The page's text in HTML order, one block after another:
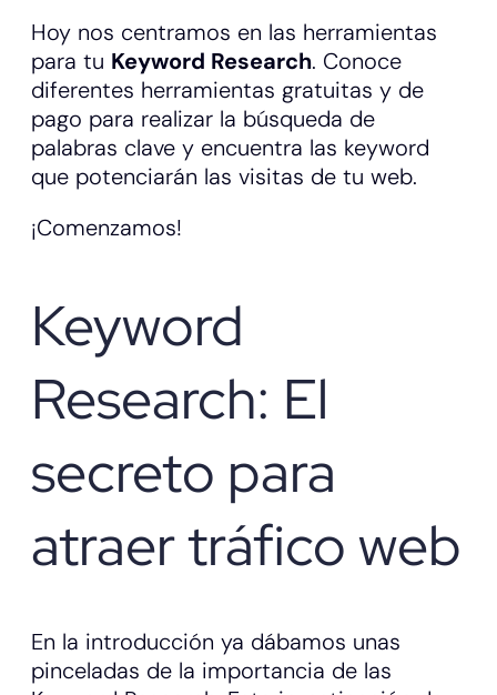
Hoy nos centramos en las herramientas
para tu Keyword Research. Conoce
diferentes herramientas gratuitas y de
pago para realizar la búsqueda de
palabras clave y encuentra las keyword
que potenciarán las visitas de tu web.
¡Comenzamos!
Keyword
Research: El
secreto para
atraer tráfico web
En la introducción ya dábamos unas
pinceladas de la importancia de las